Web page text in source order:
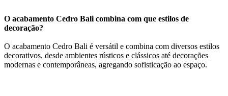
O acabamento Cedro Bali combina com que estilos de
decoração?
O acabamento Cedro Bali é versátil e combina com diversos estilos
decorativos, desde ambientes rústicos e clássicos até decorações
modernas e contemporâneas, agregando sofisticação ao espaço.